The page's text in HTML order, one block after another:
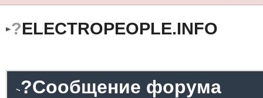
?ELECTROPEOPLE.INFO
?Сообщение форума